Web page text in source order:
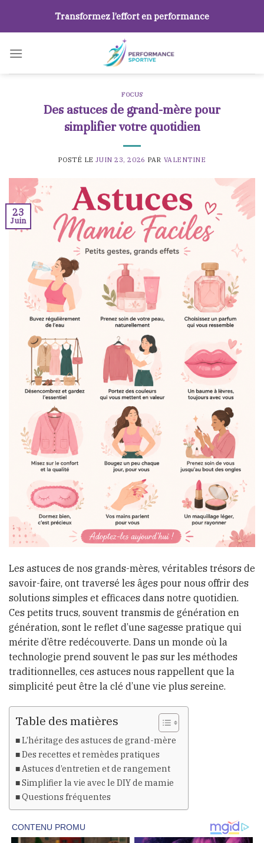
content
Transformez l’effort en performance
FOCUS
Des astuces de grand-mère pour
simplifier votre quotidien
POSTÉ LEJUIN 23, 2026 PAR VALENTINE
23
Juin
Les astuces de nos grands-mères, véritables trésors de
savoir-faire, ont traversé les âges pour nous offrir des
solutions simples et efficaces dans notre quotidien.
Ces petits trucs, souvent transmis de génération en
génération, sont le reflet d’une sagesse pratique qui
mérite d’être redécouverte. Dans un monde où la
technologie prend souvent le pas sur les méthodes
traditionnelles, ces astuces nous rappellent que la
simplicité peut être la clé d’une vie plus sereine.
Table des matières
L’héritage des astuces de grand-mère
Des recettes et remèdes pratiques
Astuces d’entretien et de rangement
Simplifier la vie avec le DIY de mamie
Questions fréquentes